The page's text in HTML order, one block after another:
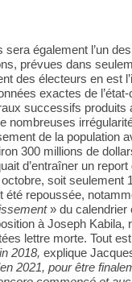
également l’un
prévues dans
des électeurs en est
exactes de
successifs produits
nombreuses
de la population
300 millions de
d’entraîner un
soit seulement
été repoussée,
» du calendrier
à Joseph Kabila,
lettre morte. Tout
2018, explique
2021, pour être